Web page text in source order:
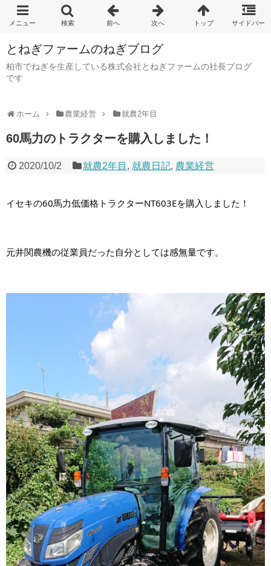
とねぎファームのねぎブログ
柏市でねぎを生産している株式会社とねぎファームの社長ブログ
です
ホーム 農業経営 就農2年目
60馬力のトラクターを購入しました！
2020/10/2 就農2年目 , 就農日記, 農業経営
イセキの60馬力低価格トラクターNT603Eを購入しました！
元井関農機の従業員だった自分としては感無量です。